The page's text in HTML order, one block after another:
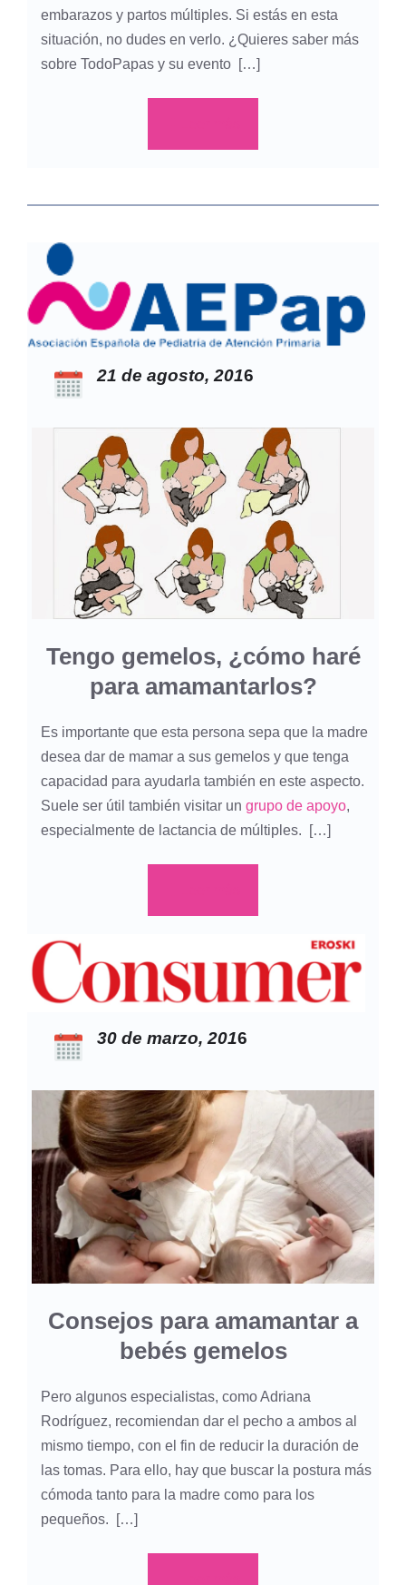
embarazos y partos múltiples. Si estás en esta
situación, no dudes en verlo. ¿Quieres saber más
sobre TodoPapas y su evento […]
21 de agosto, 2016
Tengo gemelos, ¿cómo haré
para amamantarlos?
Es importante que esta persona sepa que la madre
desea dar de mamar a sus gemelos y que tenga
capacidad para ayudarla también en este aspecto.
Suele ser útil también visitar un grupo de apoyo,
especialmente de lactancia de múltiples. […]
30 de marzo, 2016
Consejos para amamantar a
bebés gemelos
Pero algunos especialistas, como Adriana
Rodríguez, recomiendan dar el pecho a ambos al
mismo tiempo, con el fin de reducir la duración de
las tomas. Para ello, hay que buscar la postura más
cómoda tanto para la madre como para los
pequeños. […]